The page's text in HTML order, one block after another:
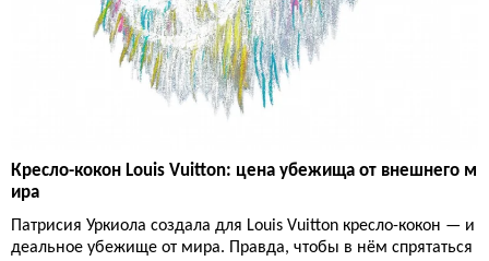
Кресло-кокон Louis Vuitton: цена убежища от внешнего м
ира
Патрисия Уркиола создала для Louis Vuitton кресло-кокон — и
деальное убежище от мира. Правда, чтобы в нём спрятаться